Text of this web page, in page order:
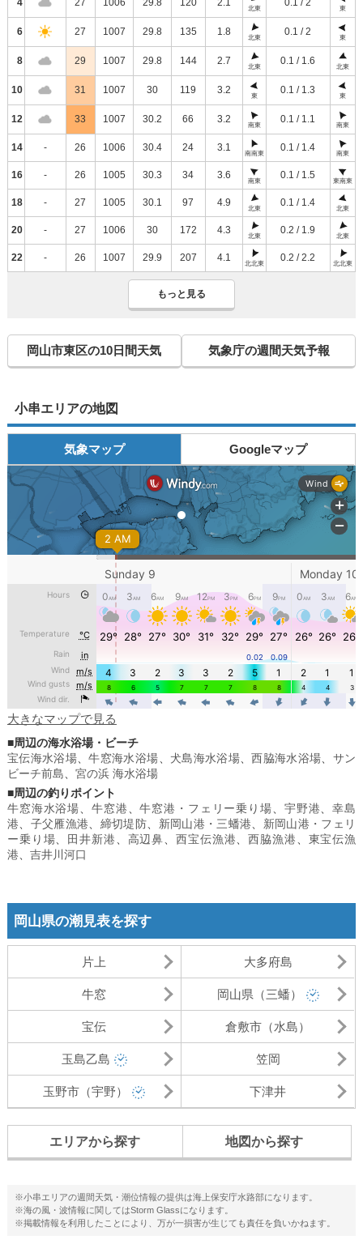
北東 東
6 27 1007 29.8 135 1.8
北東
0.1 / 2
東
8 29 1007 29.8 144 2.7
北東
0.1 / 1.6
北東
10 31 1007 30 119 3.2
東
0.1 / 1.3
東
12 33 1007 30.2 66 3.2
南東
0.1 / 1.1
南東
14 - 26 1006 30.4 24 3.1
南南東
0.1 / 1.4
南東
16 - 26 1005 30.3 34 3.6
南東
0.1 / 1.5
東南東
18 - 27 1005 30.1 97 4.9
北東
0.1 / 1.4
北東
20 - 27 1006 30 172 4.3
北東
0.2 / 1.9
北東
22 - 26 1007 29.9 207 4.1
北北東
0.2 / 2.2
北北東
もっと見る
岡山市東区の10日間天気 気象庁の週間天気予報
小串エリアの地図
気象マップ Googleマップ
大きなマップで見る
■周辺の海水浴場・ビーチ
宝伝海水浴場 、牛窓海水浴場 犬島海水浴場、西脇海水浴場
サン
ビーチ前島
宮の浜 海水浴場
■周辺の釣りポイント
牛窓海水浴場
牛窓港 、牛窓港・フェリー乗り場 宇野港 、幸島
港
子父雁漁港 締切堤防 新岡山港・三蟠港
新岡山港・フェリ
ー乗り場
田井新港 高辺鼻 、西宝伝漁港 、西脇漁港
東宝伝漁
港
吉井川河口
岡山県の潮見表を探す
片上 大多府島
牛窓 岡山県（三蟠）
宝伝 倉敷市（水島）
玉島乙島 笠岡
玉野市（宇野） 下津井
エリアから探す 地図から探す
※小串エリアの週間天気・潮位情報の提供は海上保安庁水路部になります。
※海の風・波情報に関してはStorm Glassになります。
※掲載情報を利用したことにより、万が一損害が生じても責任を負いかねます。